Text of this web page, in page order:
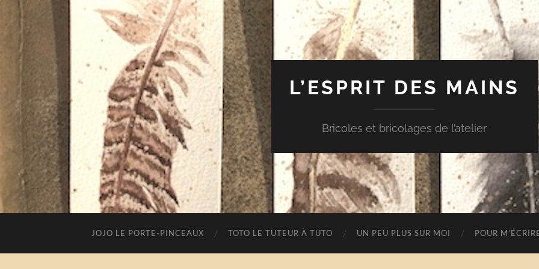
L’ESPRIT DES MAINS
Bricoles et bricolages de l’atelier
JOJO LE PORTE-PINCEAUX TOTO LE TUTEUR À TUTO UN PEU PLUS SUR MOI POUR